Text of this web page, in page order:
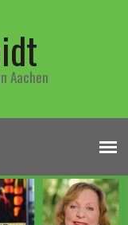
Aachen